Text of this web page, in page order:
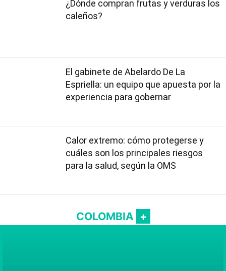
¿Dónde compran frutas y verduras los
caleños?
El gabinete de Abelardo De La
Espriella: un equipo que apuesta por la
experiencia para gobernar
Calor extremo: cómo protegerse y
cuáles son los principales riesgos
para la salud, según la OMS
COLOMBIA